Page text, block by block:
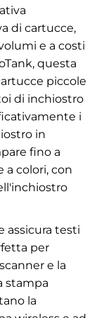
di cartucce,
e a costi
questa
piccole
di inchiostro
i
in
fino a
a colori, con
assicura testi
per
e la
stampa
la